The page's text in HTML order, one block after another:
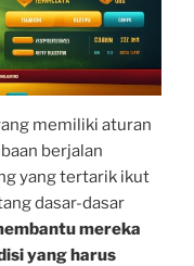
memiliki aturan
berjalan
yang tertarik ikut
dasar-dasar
mereka
yang harus